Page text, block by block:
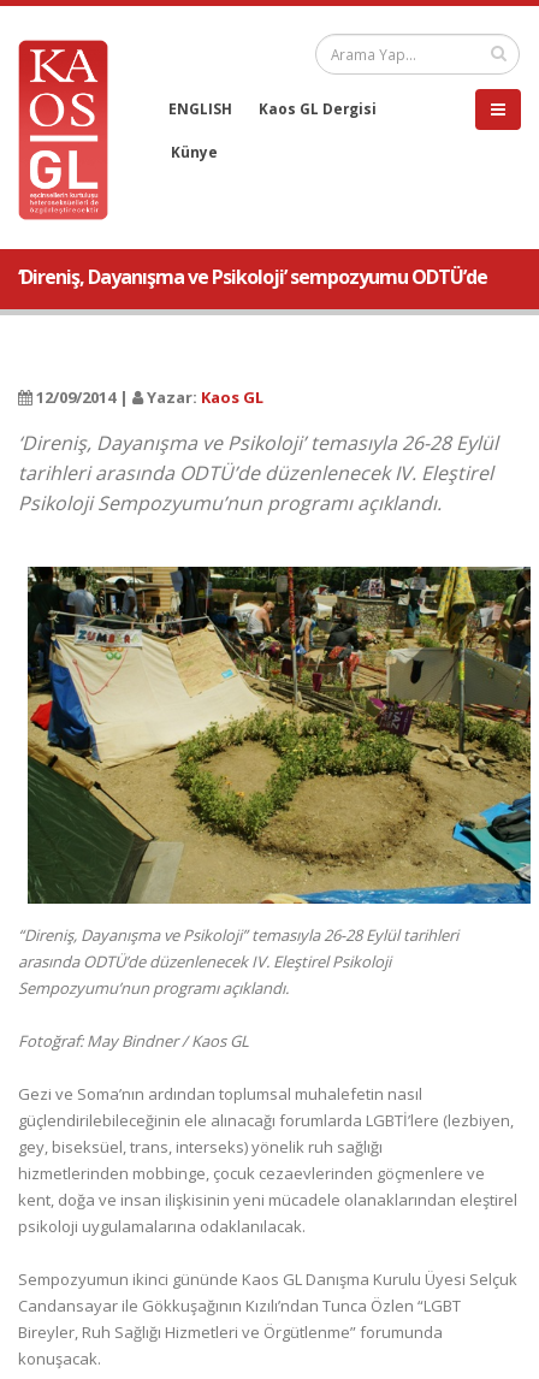
ENGLISH Kaos GL Dergisi
Künye
‘Direniş, Dayanışma ve Psikoloji’ sempozyumu ODTÜ’de
12/09/2014 | Yazar: Kaos GL
‘Direniş, Dayanışma ve Psikoloji’ temasıyla 26-28 Eylül
tarihleri arasında ODTÜ’de düzenlenecek IV. Eleştirel
Psikoloji Sempozyumu’nun programı açıklandı.
“Direniş, Dayanışma ve Psikoloji” temasıyla 26-28 Eylül tarihleri
arasında ODTÜ’de düzenlenecek IV. Eleştirel Psikoloji
Sempozyumu’nun programı açıklandı.
Fotoğraf: May Bindner / Kaos GL
Gezi ve Soma’nın ardından toplumsal muhalefetin nasıl
güçlendirilebileceğinin ele alınacağı forumlarda LGBTİ’lere (lezbiyen,
gey, biseksüel, trans, interseks) yönelik ruh sağlığı
hizmetlerinden mobbinge, çocuk cezaevlerinden göçmenlere ve
kent, doğa ve insan ilişkisinin yeni mücadele olanaklarından eleştirel
psikoloji uygulamalarına odaklanılacak.
Sempozyumun ikinci gününde Kaos GL Danışma Kurulu Üyesi Selçuk
Candansayar ile Gökkuşağının Kızılı’ndan Tunca Özlen “LGBT
Bireyler, Ruh Sağlığı Hizmetleri ve Örgütlenme” forumunda
konuşacak.